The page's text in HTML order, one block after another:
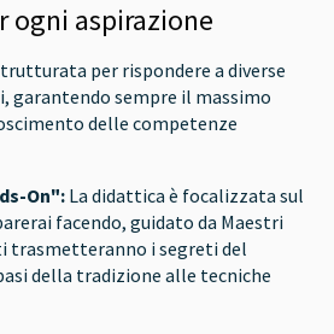
ogni aspirazione
per rispondere a diverse
garantendo sempre il massimo
delle competenze
On": La didattica è focalizzata sul
facendo, guidato da Maestri
trasmetteranno i segreti del
della tradizione alle tecniche